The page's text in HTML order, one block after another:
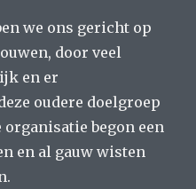
we ons gericht op
door veel
en er
oudere doelgroep
begon een
en al gauw wisten